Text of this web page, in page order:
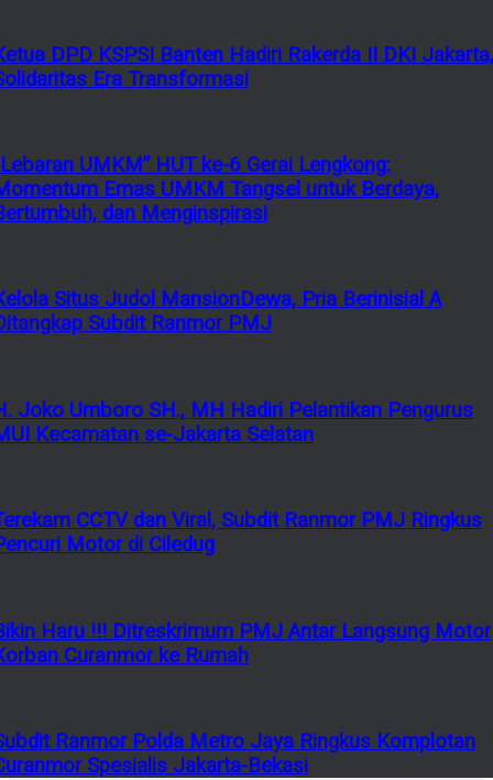
DPD KSPSI Banten Hadiri Rakerda II DKI Jakarta,
Era Transformasi
UMKM” HUT ke-6 Gerai Lengkong:
Emas UMKM Tangsel untuk Berdaya,
dan Menginspirasi
Situs Judol MansionDewa, Pria Berinisial A
Subdit Ranmor PMJ
Joko Umboro SH., MH Hadiri Pelantikan Pengurus
Kecamatan se-Jakarta Selatan
CCTV dan Viral, Subdit Ranmor PMJ Ringkus
Motor di Ciledug
Haru !!! Ditreskrimum PMJ Antar Langsung Motor
Curanmor ke Rumah
Ranmor Polda Metro Jaya Ringkus Komplotan
Spesialis Jakarta-Bekasi